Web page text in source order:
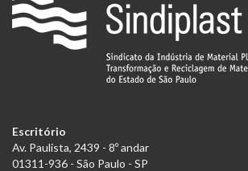
Escritório
Av. Paulista, 2439 - 8º andar
01311-936 - São Paulo - SP